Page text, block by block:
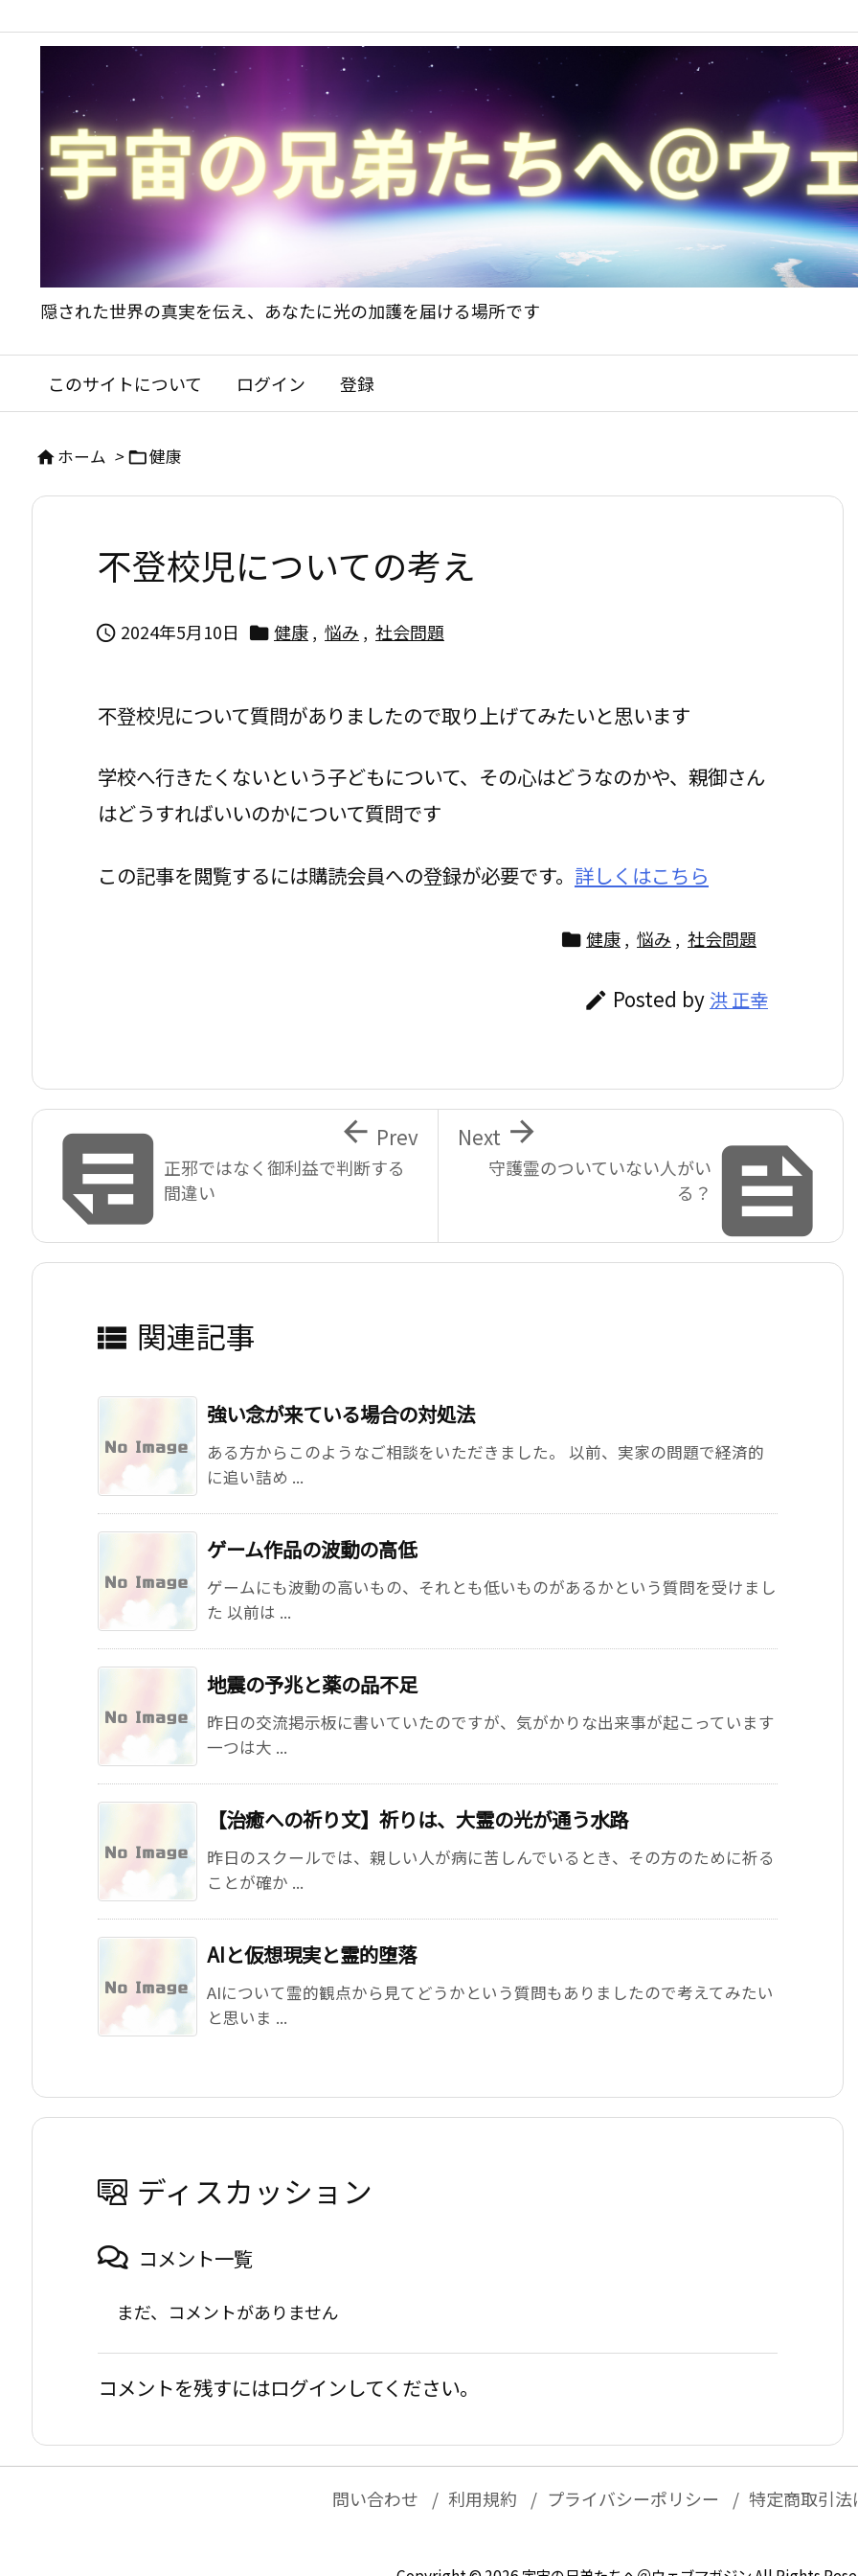
隠された世界の真実を伝え、あなたに光の加護を届ける場所です
このサイトについて ログイン 登録
ホーム > 健康
不登校児についての考え
 2024年5月10日  健康, 悩み , 社会問題
不登校児について質問がありましたので取り上げてみたいと思います
学校へ行きたくないという子どもについて、その心はどうなのかや、親御さん
はどうすればいいのかについて質問です
この記事を閲覧するには購読会員への登録が必要です。 詳しくはこちら
 健康, 悩み , 社会問題
 Posted by 洪 正幸

守護霊のついていない人がい
る？

Next
正邪ではなく御利益で判断する
間違い
 Prev
 関連記事
強い念が来ている場合の対処法
ある方からこのようなご相談をいただきました。 以前、実家の問題で経済的
に追い詰め ...
ゲーム作品の波動の高低
ゲームにも波動の高いもの、それとも低いものがあるかという質問を受けまし
た 以前は ...
地震の予兆と薬の品不足
昨日の交流掲示板に書いていたのですが、気がかりな出来事が起こっています
一つは大 ...
【治癒への祈り文】祈りは、大霊の光が通う水路
昨日のスクールでは、親しい人が病に苦しんでいるとき、その方のために祈る
ことが確か ...
AIと仮想現実と霊的堕落
AIについて霊的観点から見てどうかという質問もありましたので考えてみたい
と思いま ...
ディスカッション
コメント一覧
まだ、コメントがありません
コメントを残すにはログインしてください。
問い合わせ 利用規約 プライバシーポリシー 特定商取引